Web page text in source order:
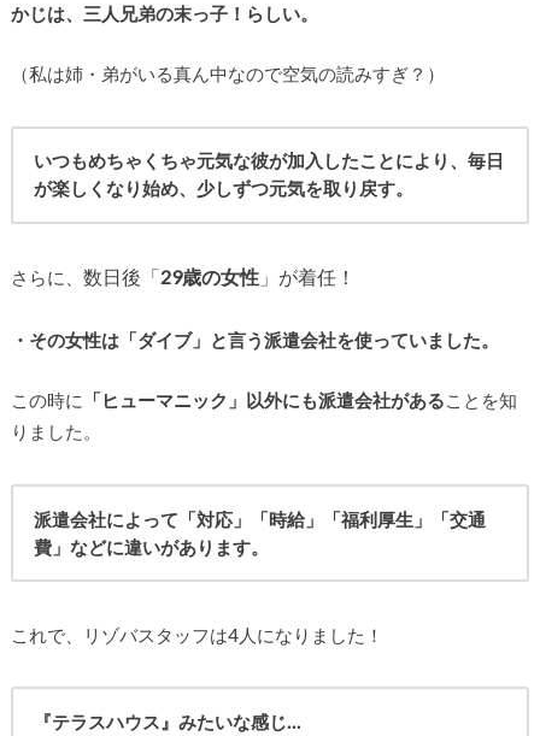
かじは、三人兄弟の末っ子！らしい。
（私は姉・弟がいる真ん中なので空気の読みすぎ？）
いつもめちゃくちゃ元気な彼が加入したことにより、毎日
が楽しくなり始め、少しずつ元気を取り戻す。
さらに、 数日後「29歳の女性」が着任！
・その女性は「ダイブ」と言う派遣会社を使っていました。
この時に 「ヒューマニック」以外にも派遣会社があることを知
りました。
派遣会社によって「対応」「時給」「福利厚生」「交通
費」などに違いがあります。
これで、リゾバスタッフは4人になりました！
『テラスハウス』みたいな感じ…